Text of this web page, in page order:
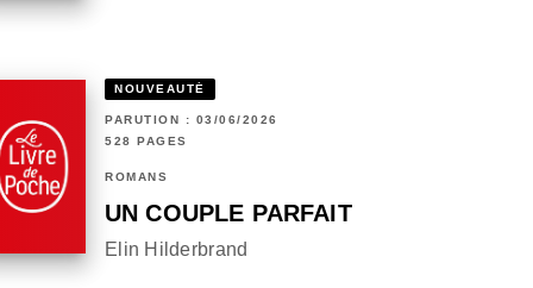
NOUVEAUTÉ
PARUTION : 03/06/2026
528 PAGES
ROMANS
UN COUPLE PARFAIT
Elin Hilderbrand